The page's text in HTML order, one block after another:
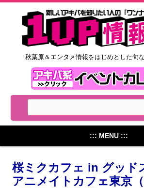
秋葉原＆エンタメ情報をはじめとした旬
::: MENU :::
桜ミクカフェ in グッド
アニメイトカフェ東京